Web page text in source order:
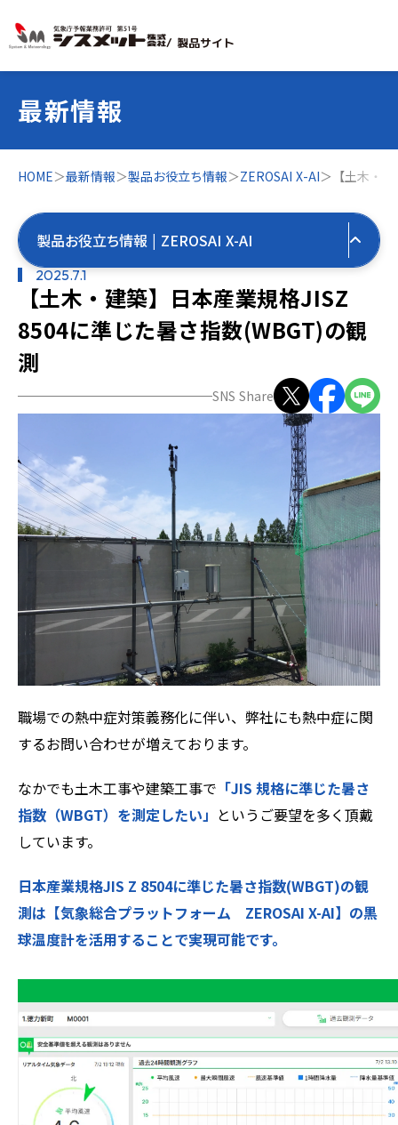
最新情報
HOME＞最新情報＞製品お役立ち情報＞ZEROSAI X-AI＞ 【土木・
製品お役立ち情報 | ZEROSAI X-AI
すべての最新情報
すべて
羅針盤PLUS
デジクラゲ
気象お役立ち情報
お知らせ
閉じる
2025.7.1
【土木・建築】日本産業規格JISZ
8504に準じた暑さ指数(WBGT)の観
測
SNS Share
職場での熱中症対策義務化に伴い、弊社にも熱中症に関
するお問い合わせが増えております。
なかでも土木工事や建築工事で 「JIS 規格に準じた暑さ
指数（WBGT）を測定したい」 というご要望を多く頂戴
しています。
日本産業規格JIS Z 8504に準じた暑さ指数(WBGT)の観
測は 【気象総合プラットフォーム ZEROSAI X-AI】 の黒
球温度計を活用することで実現可能です。
/ 製品サイト